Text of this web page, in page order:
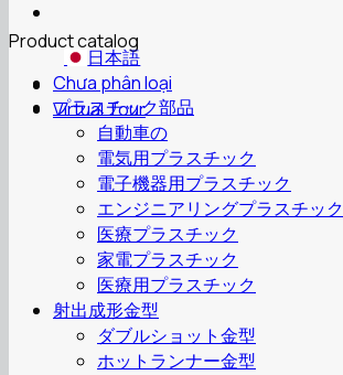
日本語
Virtual Tour
Product catalog
Chưa phân loại
プラスチック部品
自動車の
電気用プラスチック
電子機器用プラスチック
エンジニアリングプラスチック
医療プラスチック
家電プラスチック
医療用プラスチック
射出成形金型
ダブルショット金型
ホットランナー金型